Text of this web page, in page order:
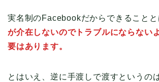
実名制のFacebookだからできることと
が介在しないのでトラブルにならない
要はあります。
とはいえ、逆に手渡しで渡すというのは